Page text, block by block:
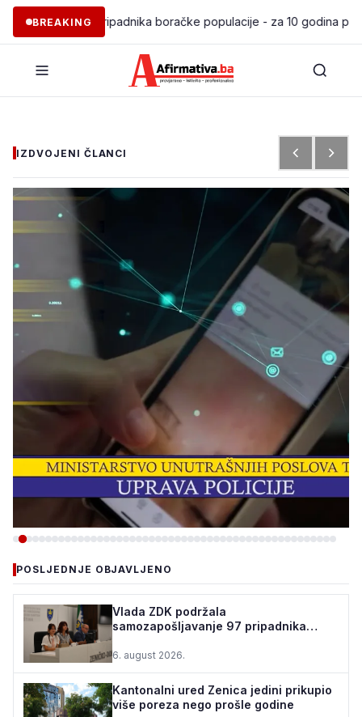
BREAKING
97 pripadnika boračke populacije - za 10 godina podržano
IZDVOJENI ČLANCI
ZBOG INTERNETSKE
PRIJEVARE UHAPŠEN
OSUMNJIČENI, ŠTETA VEĆA
OD 40.000 KM
5. august 2026.•199 pregleda
POSLJEDNJE OBJAVLJENO
Vlada ZDK podržala
samozapošljavanje 97 pripadnika
podrž...
6. august 2026.
Kantonalni ured Zenica jedini prikupio
više poreza nego prošle godine